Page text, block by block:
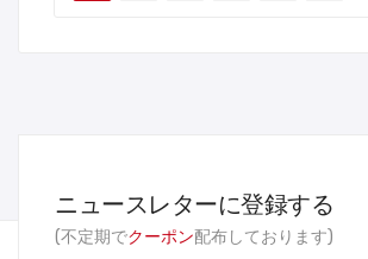
ニュースレターに登録する
(不定期でクーポン配布しております)